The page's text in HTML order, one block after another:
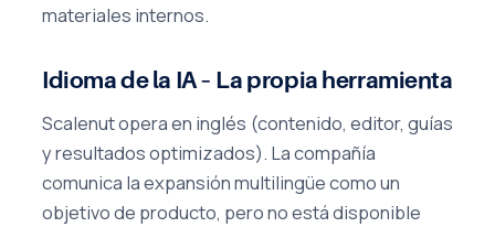
materiales internos.
Idioma de la IA – La propia herramienta
Scalenut opera en inglés (contenido, editor, guías
y resultados optimizados). La compañía
comunica la expansión multilingüe como un
objetivo de producto, pero no está disponible